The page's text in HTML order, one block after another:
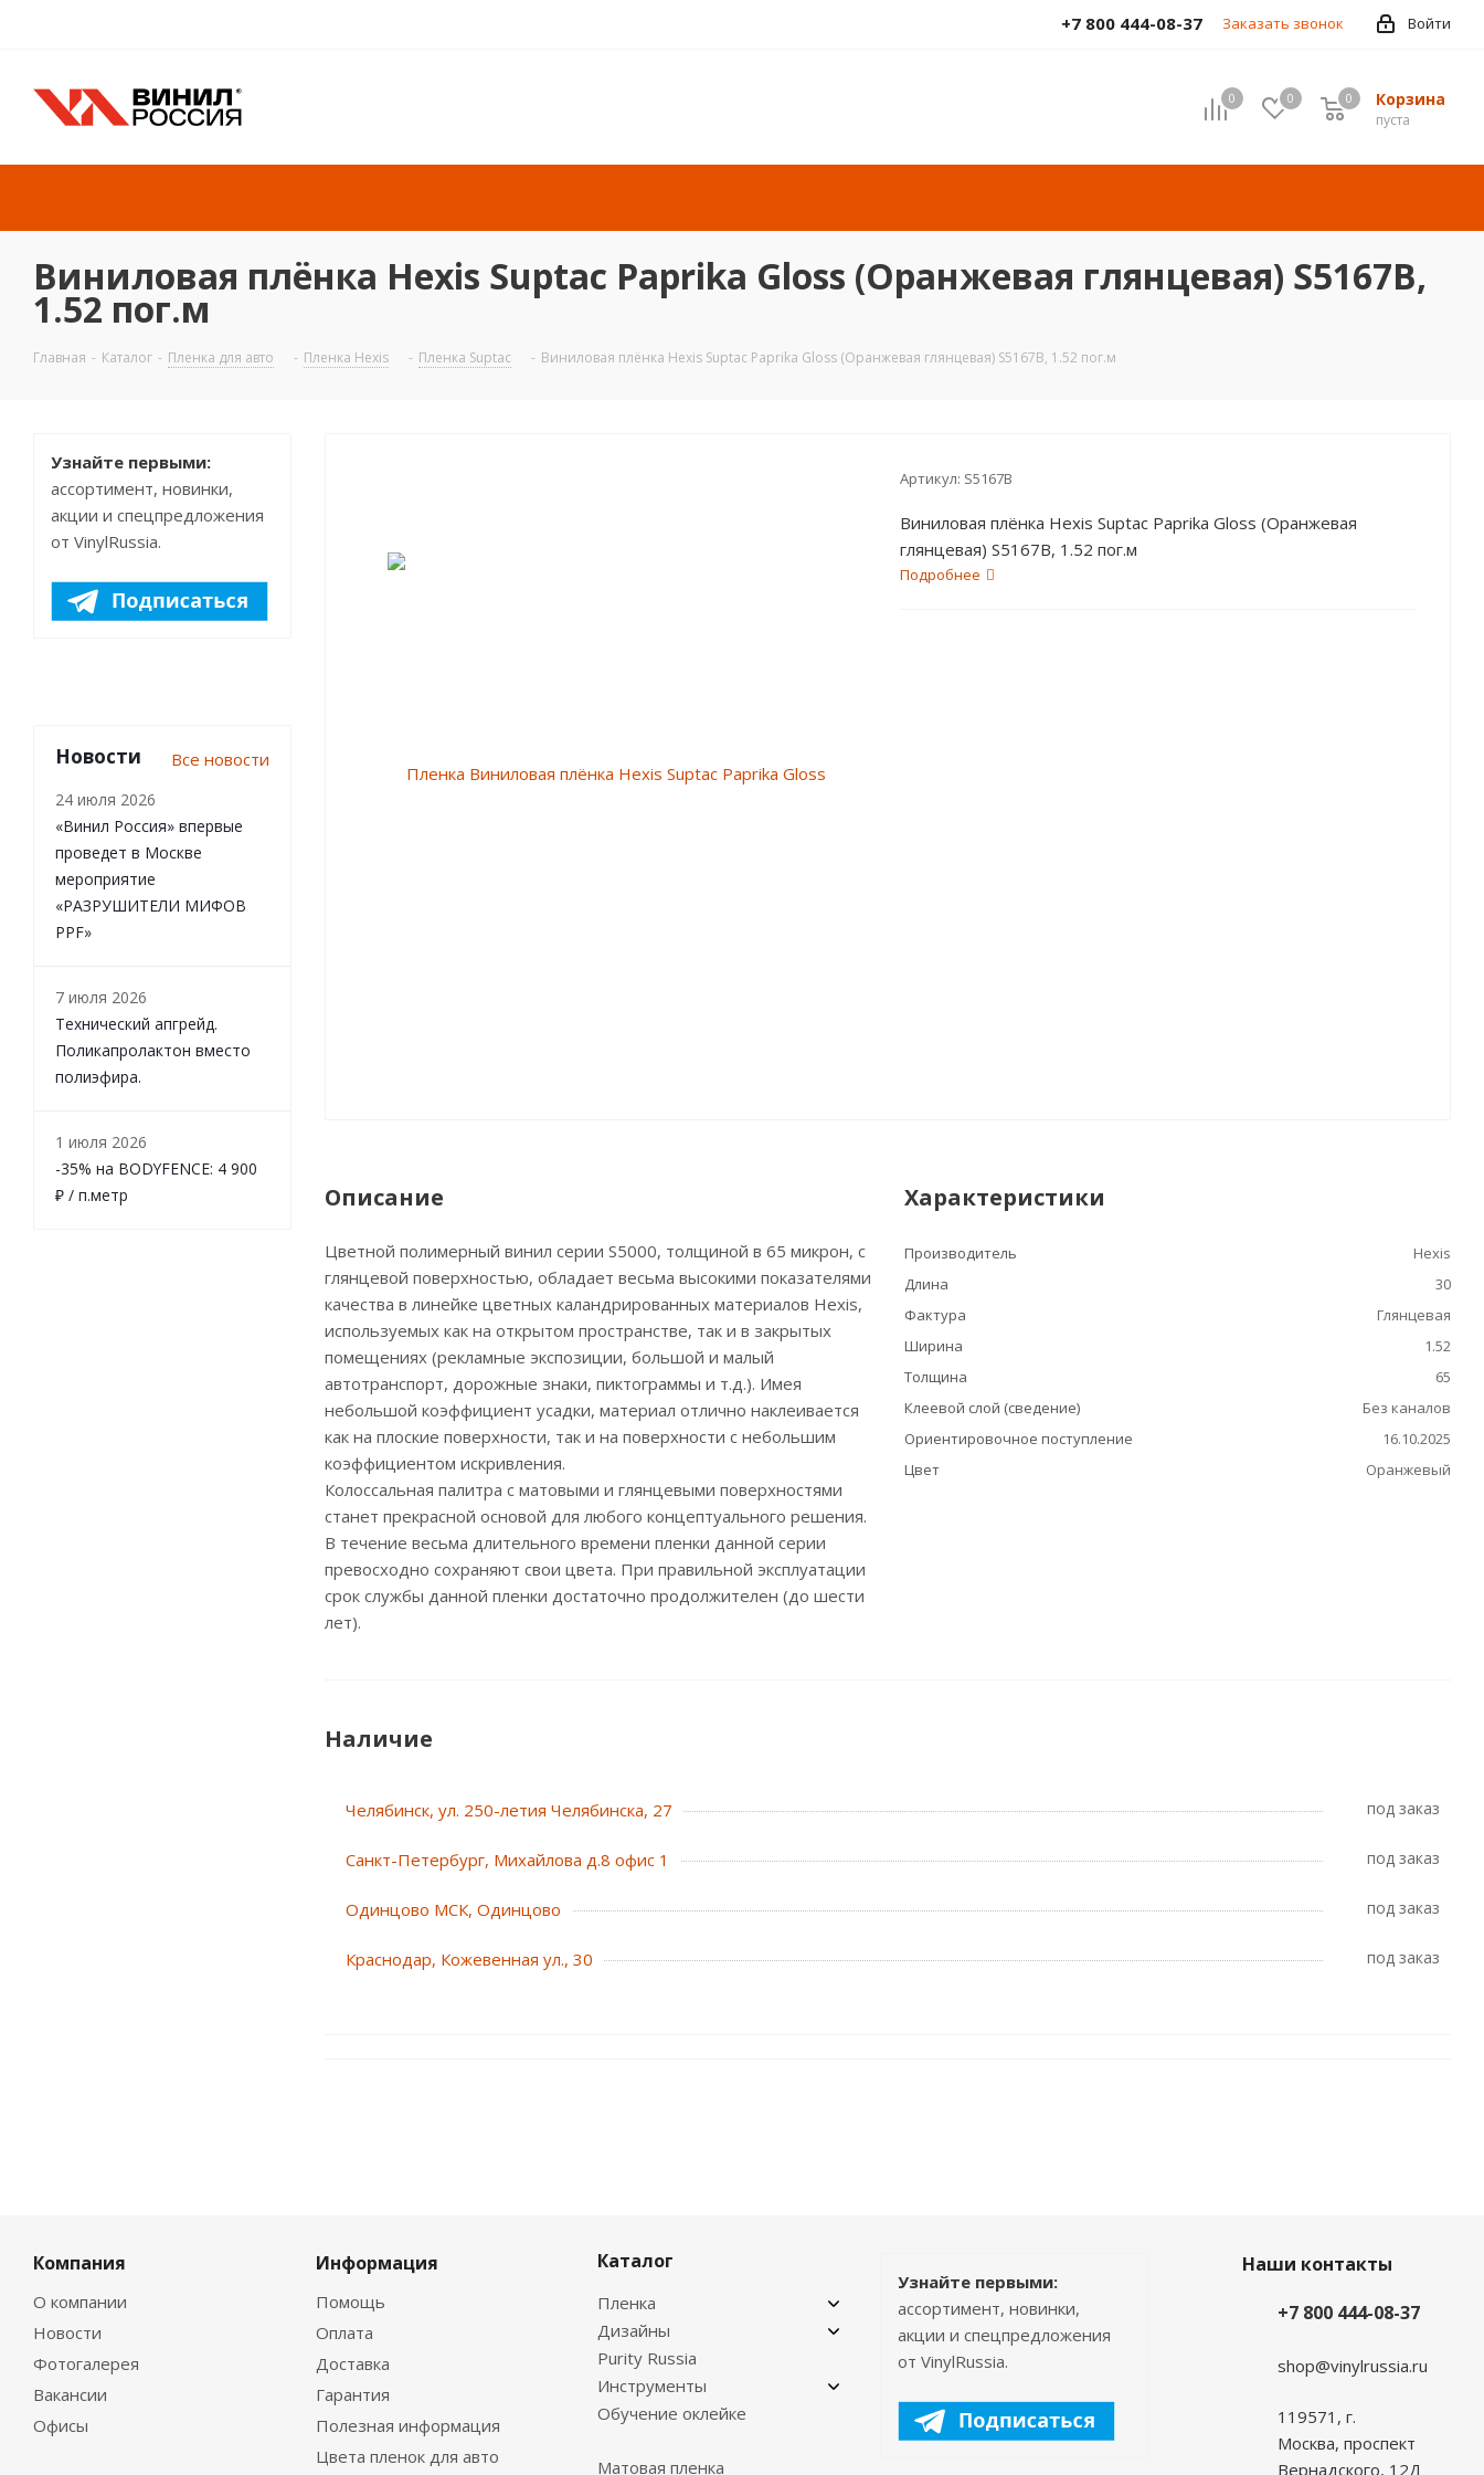
Войти
+7 800 444-08-37 Заказать звонок
0 0 Корзина
пуста
0
Виниловая плёнка Hexis Suptac Paprika Gloss (Оранжевая глянцевая) S5167B,
1.52 пог.м
Главная - Каталог - Пленка для авто - Пленка Hexis - Пленка Suptac - Виниловая плёнка Hexis Suptac Paprika Gloss (Оранжевая глянцевая) S5167B, 1.52 пог.м
Артикул: S5167B
Виниловая плёнка Hexis Suptac Paprika Gloss (Оранжевая
глянцевая) S5167B, 1.52 пог.м
Подробнее
Описание
Цветной полимерный винил серии S5000, толщиной в 65 микрон, с
глянцевой поверхностью, обладает весьма высокими показателями
качества в линейке цветных каландрированных материалов Hexis,
используемых как на открытом пространстве, так и в закрытых
помещениях (рекламные экспозиции, большой и малый
автотранспорт, дорожные знаки, пиктограммы и т.д.). Имея
небольшой коэффициент усадки, материал отлично наклеивается
как на плоские поверхности, так и на поверхности с небольшим
коэффициентом искривления.
Колоссальная палитра с матовыми и глянцевыми поверхностями
станет прекрасной основой для любого концептуального решения.
В течение весьма длительного времени пленки данной серии
превосходно сохраняют свои цвета. При правильной эксплуатации
срок службы данной пленки достаточно продолжителен (до шести
лет).
Характеристики
Производитель
Hexis
Длина
30
Фактура
Глянцевая
Ширина
1.52
Толщина
65
Клеевой слой (сведение)
Без каналов
Ориентировочное поступление
16.10.2025
Цвет
Оранжевый
Наличие
Челябинск, ул. 250-летия Челябинска, 27 Под заказ
Санкт-Петербург, Михайлова д.8 офис 1 Под заказ
Одинцово МСК, Одинцово Под заказ
Краснодар, Кожевенная ул., 30 Под заказ
Узнайте первыми:
ассортимент, новинки,
акции и спецпредложения
от VinylRussia.
Новости Все новости
24 июля 2026
«Винил Россия» впервые
проведет в Москве
мероприятие
«РАЗРУШИТЕЛИ МИФОВ
PPF»
7 июля 2026
Технический апгрейд.
Поликапролактон вместо
полиэфира.
1 июля 2026
-35% на BODYFENCE: 4 900
₽ / п.метр
Компания
О компании
Новости
Фотогалерея
Вакансии
Офисы
Информация
Помощь
Оплата
Доставка
Гарантия
Полезная информация
Цвета пленок для авто
Каталог
Пленка
Дизайны
Purity Russia
Инструменты
Обучение оклейке
Матовая пленка
Узнайте первыми:
ассортимент, новинки,
акции и спецпредложения
от VinylRussia.
Наши контакты
+7 800 444-08-37
shop@vinylrussia.ru
119571,г.
Москва, проспект
Вернадского, 12Д